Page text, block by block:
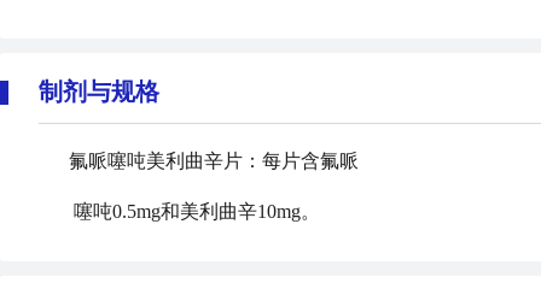
制剂与规格
氟哌噻吨美利曲辛片：每片含氟哌
噻吨0.5mg和美利曲辛10mg。